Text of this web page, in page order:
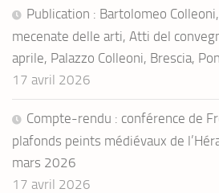
Publication : Bartolomeo
mecenate delle arti, Atti del
aprile, Palazzo Colleoni, Brescia,
17 avril 2026
Compte-rendu : conférence de
plafonds peints médiévaux de
mars 2026
17 avril 2026